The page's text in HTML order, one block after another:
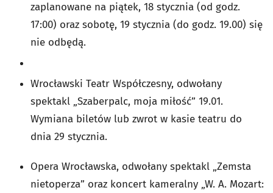
zaplanowane na piątek, 18 stycznia (od godz.
17:00) oraz sobotę, 19 stycznia (do godz. 19.00) się
nie odbędą.
Wrocławski Teatr Współczesny, odwołany
spektakl „Szaberpalc, moja miłość” 19.01.
Wymiana biletów lub zwrot w kasie teatru do
dnia 29 stycznia.
Opera Wrocławska, odwołany spektakl „Zemsta
nietoperza” oraz koncert kameralny „W. A. Mozart: